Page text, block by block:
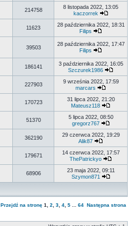
214758
8 listopada 2022, 13:05
kaczorrek
11623
28 października 2022, 18:31
Filips
39503
28 października 2022, 17:47
Filips
186141
3 października 2022, 16:05
Szczurek1986
227903
9 września 2022, 17:59
marcars
170723
31 lipca 2022, 21:20
Mateusz118
51370
5 lipca 2022, 08:50
gregorz767
362190
29 czerwca 2022, 19:29
Alik87
179671
14 czerwca 2022, 17:57
ThePatrickyo
68906
23 maja 2022, 09:11
Szymon871
Przejdź na stronę 1 2 3 4 5 64 Następna strona